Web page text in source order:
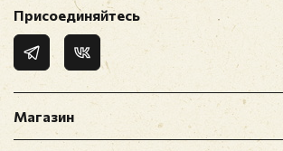
Магазин
Присоединяйтесь